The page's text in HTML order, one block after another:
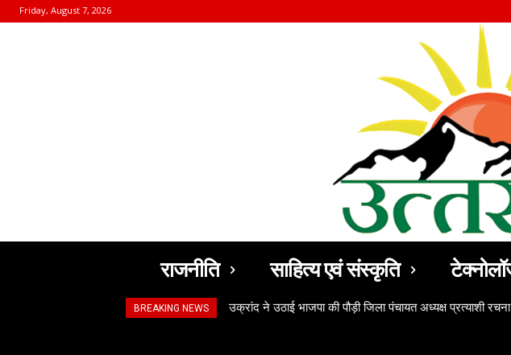
Friday, August 7, 2026
राजनीति साहित्य एवं संस्कृति
BREAKING NEWS उक्रांद ने उठाई भाजपा की पौड़ी जिला पंचायत अध्यक्ष प्रत्याशी
अंकिता केस के मुजरिमों को कठोर आजीवन कारावास की सजा